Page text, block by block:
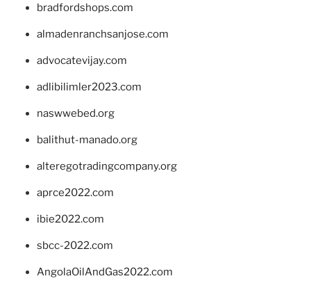
bradfordshops.com
almadenranchsanjose.com
advocatevijay.com
adlibilimler2023.com
naswwebed.org
balithut-manado.org
alteregotradingcompany.org
aprce2022.com
ibie2022.com
sbcc-2022.com
AngolaOilAndGas2022.com